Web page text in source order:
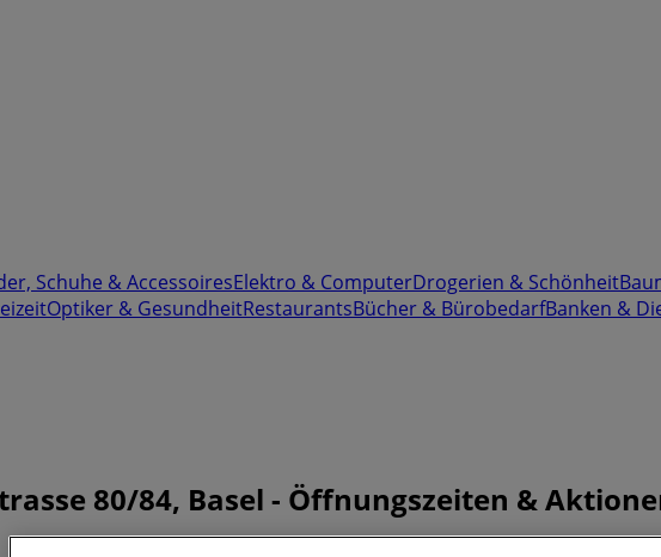
Schuhe & AccessoiresElektro & ComputerDrogerien & Schönheit
Optiker & GesundheitRestaurantsBücher & BürobedarfBanken &
80/84, Basel - Öffnungszeiten &